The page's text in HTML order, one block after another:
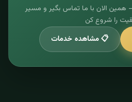
همین الان با ما تماس بگیر و مسیر
را شروع کن
📋 مشاهده خدمات